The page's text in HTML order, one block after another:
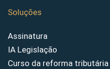
Soluções
Assinatura
IA Legislação
Curso da reforma tributária